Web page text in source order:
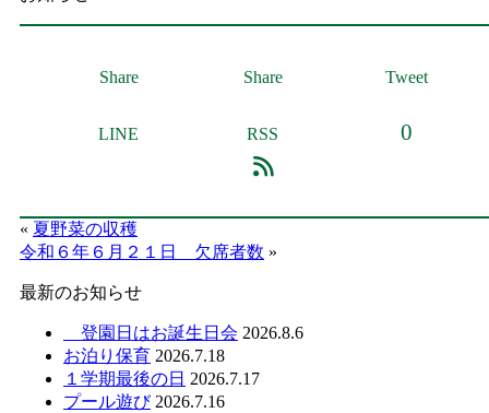
Share Share Tweet
LINE RSS 0
« 夏野菜の収穫
令和６年６月２１日 欠席者数 »
最新のお知らせ
登園日はお誕生日会 2026.8.6
お泊り保育 2026.7.18
１学期最後の日 2026.7.17
プール遊び 2026.7.16